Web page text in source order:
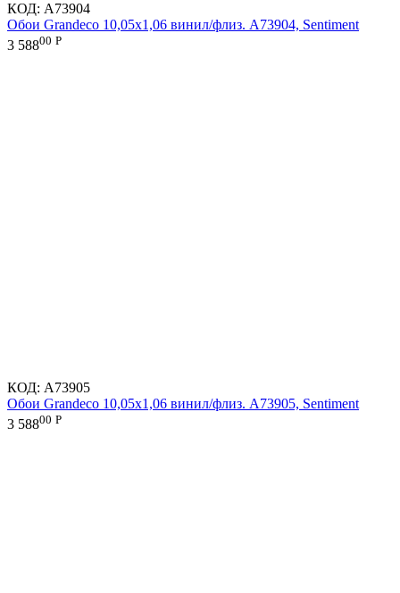
КОД: A73904
Обои Grandeco 10,05х1,06 винил/флиз. A73904, Sentiment
3 58800 Р
КОД: A73905
Обои Grandeco 10,05х1,06 винил/флиз. A73905, Sentiment
3 58800 Р